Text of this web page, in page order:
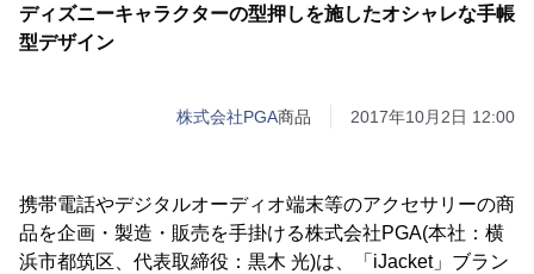
ディズニーキャラクターの型押しを施したオシャレな手帳
型デザイン
株式会社PGA商品 2017年10月2日 12:00
携帯電話やデジタルオーディオ端末等のアクセサリーの商
品を企画・製造・販売を手掛ける株式会社PGA(本社：横
浜市都筑区、代表取締役：黒木 光)は、「iJacket」ブラン